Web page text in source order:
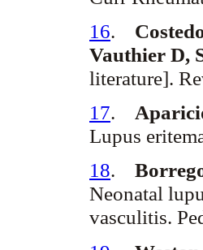
16.
Vauthier D,
literature].
17.
Lupus
18.
Neonatal
vasculitis.